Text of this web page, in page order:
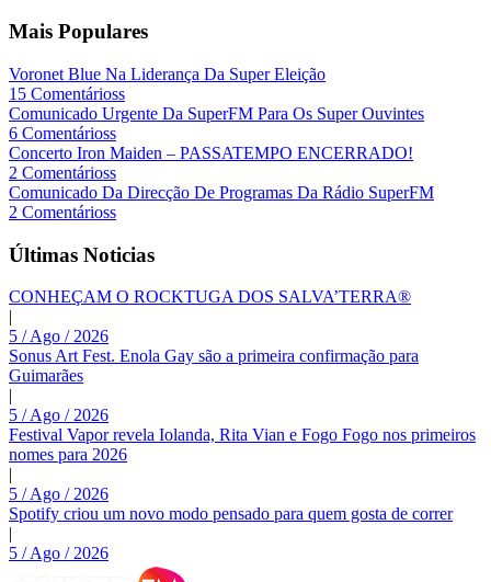
Mais Populares
Voronet Blue Na Liderança Da Super Eleição
15 Comentárioss
Comunicado Urgente Da SuperFM Para Os Super Ouvintes
6 Comentárioss
Concerto Iron Maiden – PASSATEMPO ENCERRADO!
2 Comentárioss
Comunicado Da Direcção De Programas Da Rádio SuperFM
2 Comentárioss
Últimas Noticias
CONHEÇAM O ROCKTUGA DOS SALVA’TERRA®
|
5 / Ago / 2026
Sonus Art Fest. Enola Gay são a primeira confirmação para
Guimarães
|
5 / Ago / 2026
Festival Vapor revela Iolanda, Rita Vian e Fogo Fogo nos primeiros
nomes para 2026
|
5 / Ago / 2026
Spotify criou um novo modo pensado para quem gosta de correr
|
5 / Ago / 2026